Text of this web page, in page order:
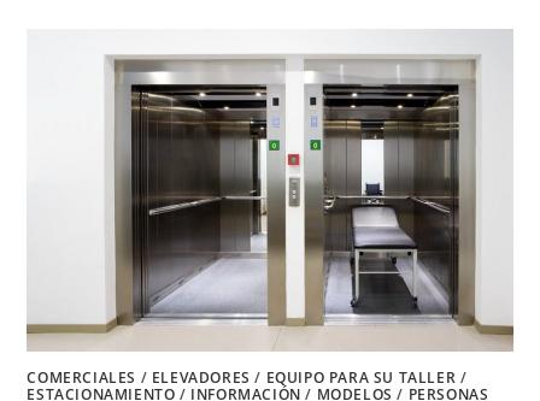
COMERCIALES / ELEVADORES / EQUIPO PARA SU TALLER /
ESTACIONAMIENTO / INFORMACIÓN / MODELOS / PERSONAS